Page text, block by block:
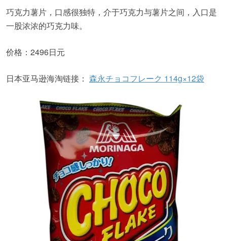
巧克力薯片，口感很独特，介于巧克力与薯片之间，入口是
一股浓浓的巧克力味。
价格：2496日元
日本亚马逊海淘链接： 森永チョコフレーク 114g×12袋